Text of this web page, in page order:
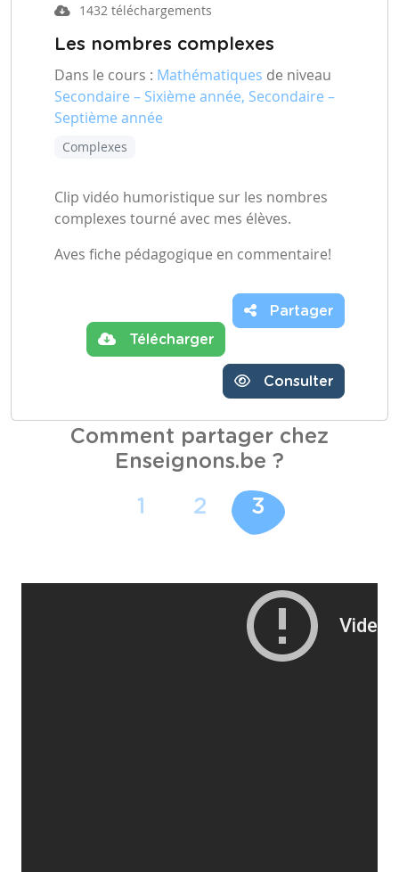
1432 téléchargements
Les nombres complexes
Dans le cours : Mathématiques de niveau
Secondaire – Sixième année, Secondaire –
Septième année
Complexes
Clip vidéo humoristique sur les nombres
complexes tourné avec mes élèves.
Aves fiche pédagogique en commentaire!
Télécharger
Partager
Consulter
Comment partager chez
Enseignons.be ?
1 2 3